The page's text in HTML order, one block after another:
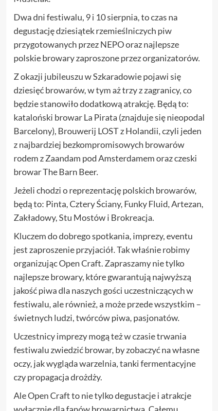
Dwa dni festiwalu, 9 i 10 sierpnia, to czas na
degustację dziesiątek rzemieślniczych piw
przygotowanych przez NEPO oraz najlepsze
polskie browary zaproszone przez organizatorów.
Z okazji jubileuszu w Szkaradowie pojawi się
dziesięć browarów, w tym aż trzy z zagranicy, co
będzie stanowiło dodatkową atrakcję. Będą to:
kataloński browar La Pirata (znajduje się nieopodal
Barcelony), Brouwerij LOST z Holandii, czyli jeden
z najbardziej bezkompromisowych browarów
rodem z Zaandam pod Amsterdamem oraz czeski
browar The Barn Beer.
Jeżeli chodzi o reprezentację polskich browarów,
będą to: Pinta, Cztery Ściany, Funky Fluid, Artezan,
Zakładowy, Stu Mostów i Brokreacja.
Kluczem do dobrego spotkania, imprezy, eventu
jest zaproszenie przyjaciół. Tak właśnie robimy
organizując Open Craft. Zapraszamy nie tylko
najlepsze browary, które gwarantują najwyższą
jakość piwa dla naszych gości uczestniczących w
festiwalu, ale również, a może przede wszystkim –
świetnych ludzi, twórców piwa, pasjonatów.
Uczestnicy imprezy mogą też w czasie trwania
festiwalu zwiedzić browar, by zobaczyć na własne
oczy, jak wygląda warzelnia, tanki fermentacyjne
czy propagacja drożdży.
Ale Open Craft to nie tylko degustacje i atrakcje